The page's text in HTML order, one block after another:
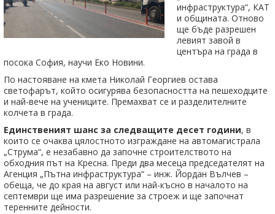
инфраструктура“, КАТ
и общината. Отново
ще бъде разрешен
левият завой в
центъра на града в
посока София, научи Еко Новини.
По настояване на кмета Николай Георгиев остава
светофарът, който осигурява безопасността на пешеходците
и най-вече на учениците. Премахват се и разделителните
колчета в града.
Единственият шанс за следващите десет години, в
които се очаква цялостното изграждане на автомагистрала
„Струма“, е незабавно да започне строителството на
обходния път на Кресна. Преди два месеца председателят на
Агенция „Пътна инфраструктура“ – инж. Йордан Вълчев –
обеща, че до края на август или най-късно в началото на
септември ще има разрешение за строеж и ще започнат
теренните дейности.